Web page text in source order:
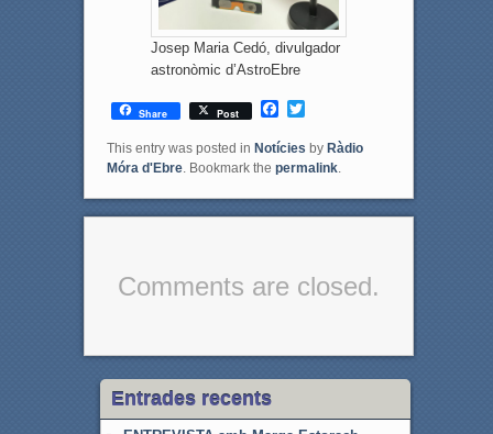
Josep Maria Cedó, divulgador
astronòmic d’AstroEbre
Share Post
F
c
e
b
o
o
T
i
t
t
e
r
This entry was posted in Notícies by Ràdio
Móra d'Ebre. Bookmark the permalink.
Comments are closed.
Entrades recents